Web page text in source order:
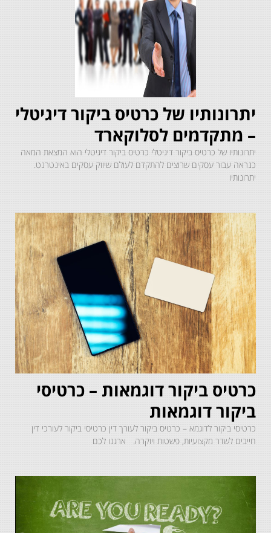
יתרונותיו של כרטיס ביקור דיגיטלי
– מתקדמים לסלוקארד
יתרונותיו של כרטיס ביקור דיגיטלי כרטיס ביקור דיגיטלי הוא המצאת המאה
כנראה עבור עסקים שרוצים להתקדם לעולם שיווק עסקים באינטרנט.
יתרונותיו
כרטיס ביקור דוגמאות – כרטיסי
ביקור דוגמאות
כרטיסי ביקור לדוגמא – כרטיס ביקור לעורך דין כרטיסי ביקור לעורכי דין
חייבים לשדר מקצועיות, פשטות ויוקרה. ארגנו לכם